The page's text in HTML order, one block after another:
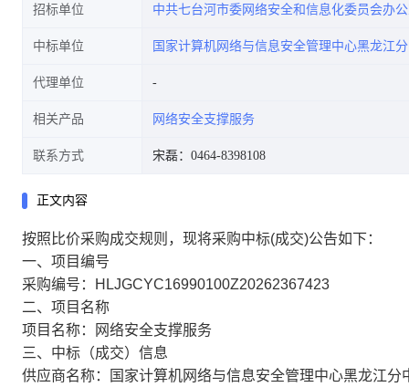
招标单位 中共七台河市委网络安全和信息化委员会办
中标单位 国家计算机网络与信息安全管理中心黑龙江
代理单位
相关产品 网络安全支撑服务
联系方式 宋磊：0464-8398108
正文内容
按照比价采购成交规则，现将采购中标(成交)公告如下：
一、项目编号
采购编号：HLJGCYC16990100Z20262367423
二、项目名称
项目名称：网络安全支撑服务
三、中标（成交）信息
供应商名称：国家计算机网络与信息安全管理中心黑龙江分